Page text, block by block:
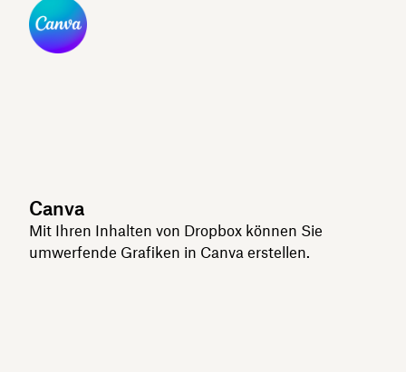
Canva
Mit Ihren Inhalten von Dropbox können Sie
umwerfende Grafiken in Canva erstellen.